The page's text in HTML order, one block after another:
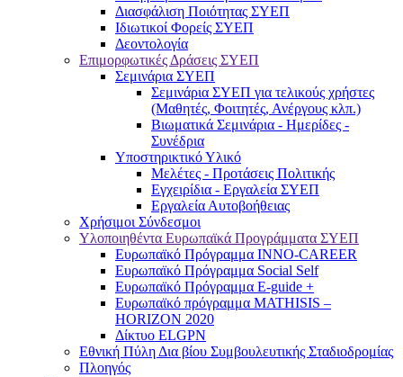
Διασφάλιση Ποιότητας ΣΥΕΠ
Ιδιωτικοί Φορείς ΣΥΕΠ
Δεοντολογία
Επιμορφωτικές Δράσεις ΣΥΕΠ
Σεμινάρια ΣΥΕΠ
Σεμινάρια ΣΥΕΠ για τελικούς χρήστες
(Μαθητές, Φοιτητές, Ανέργους κλπ.)
Βιωματικά Σεμινάρια - Ημερίδες -
Συνέδρια
Υποστηρικτικό Υλικό
Μελέτες - Προτάσεις Πολιτικής
Εγχειρίδια - Εργαλεία ΣΥΕΠ
Εργαλεία Αυτοβοήθειας
Χρήσιμοι Σύνδεσμοι
Υλοποιηθέντα Ευρωπαϊκά Προγράμματα ΣΥΕΠ
Ευρωπαϊκό Πρόγραμμα INNO-CAREER
Ευρωπαϊκό Πρόγραμμα Social Self
Ευρωπαϊκό Πρόγραμμα E-guide +
Ευρωπαϊκό πρόγραμμα MATHISIS –
HORIZON 2020
Δίκτυο ELGPN
Εθνική Πύλη Δια βίου Συμβουλευτικής Σταδιοδρομίας
Πλοηγός